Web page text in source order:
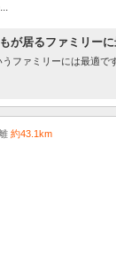
が居るファミリー
ファミリーには最適で
約43.1km